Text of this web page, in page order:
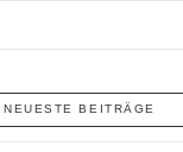
NEUESTE BEITRÄGE